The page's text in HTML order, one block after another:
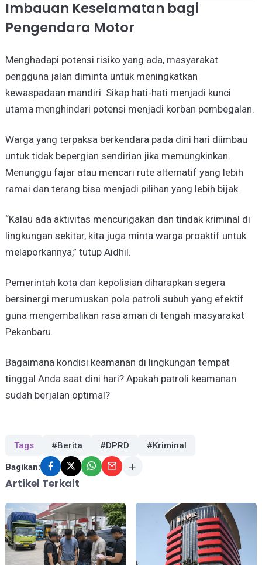
Imbauan Keselamatan bagi
Pengendara Motor
Menghadapi potensi risiko yang ada, masyarakat
pengguna jalan diminta untuk meningkatkan
kewaspadaan mandiri. Sikap hati-hati menjadi kunci
utama menghindari potensi menjadi korban pembegalan.
Warga yang terpaksa berkendara pada dini hari diimbau
untuk tidak bepergian sendirian jika memungkinkan.
Menunggu fajar atau mencari rute alternatif yang lebih
ramai dan terang bisa menjadi pilihan yang lebih bijak.
“Kalau ada aktivitas mencurigakan dan tindak kriminal di
lingkungan sekitar, kita juga minta warga proaktif untuk
melaporkannya,” tutup Aidhil.
Pemerintah kota dan kepolisian diharapkan segera
bersinergi merumuskan pola patroli subuh yang efektif
guna mengembalikan rasa aman di tengah masyarakat
Pekanbaru.
Bagaimana kondisi keamanan di lingkungan tempat
tinggal Anda saat dini hari? Apakah patroli keamanan
sudah berjalan optimal?
Tags #Berita #DPRD #Kriminal
Bagikan:
Artikel Terkait